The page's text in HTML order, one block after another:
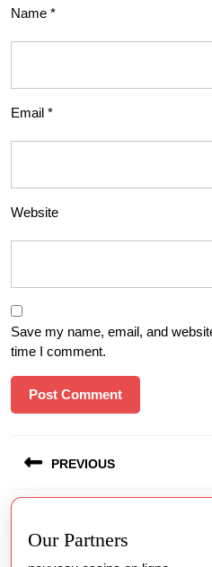
Name *
Email *
Website
Save my name, email, and
time I comment.
navigation
PREVIOUS
Previous
post:Our Partners